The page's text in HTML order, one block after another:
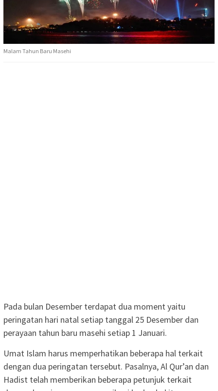
Malam Tahun Baru Masehi
Pada bulan Desember terdapat dua moment yaitu
peringatan hari natal setiap tanggal 25 Desember dan
perayaan tahun baru masehi setiap 1 Januari.
Umat Islam harus memperhatikan beberapa hal terkait
dengan dua peringatan tersebut. Pasalnya, Al Qur’an dan
Hadist telah memberikan beberapa petunjuk terkait